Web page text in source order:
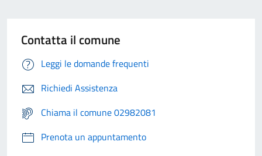
Contatta il comune
Leggi le domande frequenti
Richiedi Assistenza
Chiama il comune 02982081
Prenota un appuntamento